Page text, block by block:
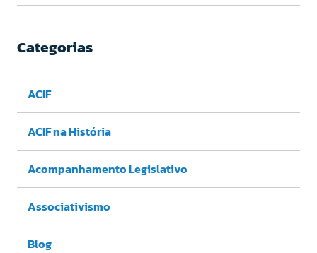
Categorias
ACIF
ACIF na História
Acompanhamento Legislativo
Associativismo
Blog